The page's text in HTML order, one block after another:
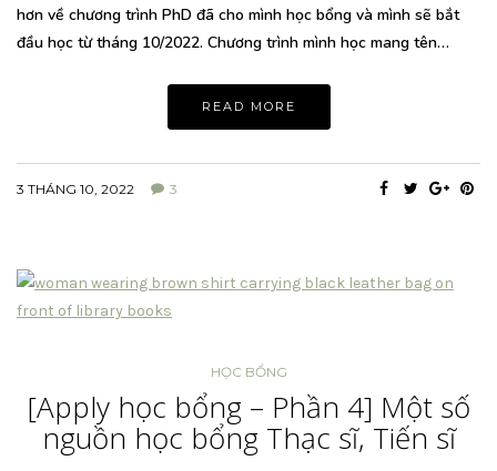
hơn về chương trình PhD đã cho mình học bổng và mình sẽ bắt
đầu học từ tháng 10/2022. Chương trình mình học mang tên…
READ MORE
3 THÁNG 10, 2022 3
HỌC BỔNG
[Apply học bổng – Phần 4] Một số
nguồn học bổng Thạc sĩ, Tiến sĩ